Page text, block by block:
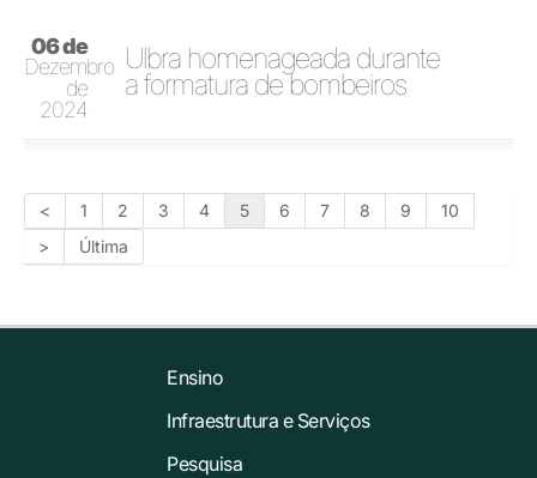
06 de
Dezembro
de
2024
Ulbra homenageada durante
a formatura de bombeiros
< 1 2 3 4 5 6 7 8 9
10
>
Última
Ensino
Infraestrutura e Serviços
Pesquisa